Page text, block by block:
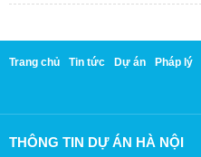
Trang chủ Tin tức Dự án Pháp lý
THÔNG TIN DỰ ÁN HÀ NỘI